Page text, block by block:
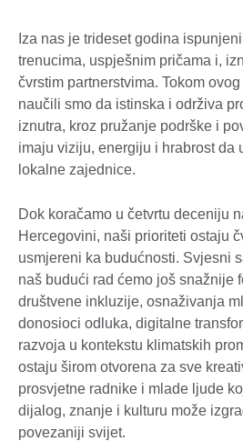
Iza nas je trideset godina
trenucima, uspješnim pričama i,
čvrstim partnerstvima. Tokom
naučili smo da istinska i održiva
iznutra, kroz pružanje podrške i
imaju viziju, energiju i hrabrost da
lokalne zajednice.
Dok koračamo u četvrtu deceniju
Hercegovini, naši prioriteti ostaju
usmjereni ka budućnosti. Svjesni
naš budući rad ćemo još snažnije
društvene inkluzije, osnaživanja
donosioci odluka, digitalne
razvoja u kontekstu klimatskih
ostaju širom otvorena za sve
prosvjetne radnike i mlade ljude
dijalog, znanje i kulturu može
povezaniji svijet.